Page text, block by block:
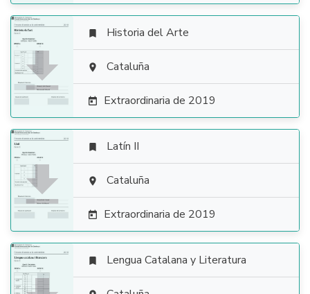

 Historia del Arte
 Cataluña
 Extraordinaria de 2019

 Latín II
 Cataluña
 Extraordinaria de 2019
 Lengua Catalana y Literatura